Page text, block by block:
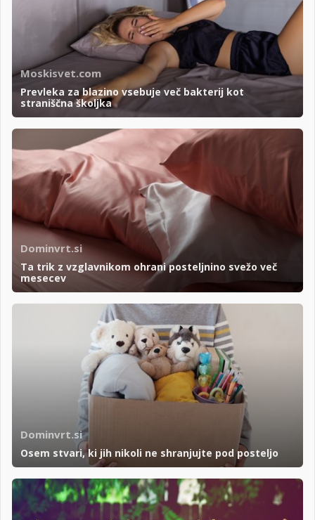
Moskisvet.com
Prevleka za blazino vsebuje več bakterij kot
straniščna školjka
Dominvrt.si
Ta trik z vzglavnikom ohrani posteljnino svežo več
mesecev
Dominvrt.si
Osem stvari, ki jih nikoli ne shranjujte pod posteljo